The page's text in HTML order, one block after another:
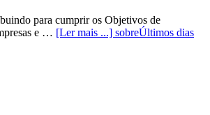
para cumprir os Objetivos de
e … [Ler mais ...] sobreÚltimos dias